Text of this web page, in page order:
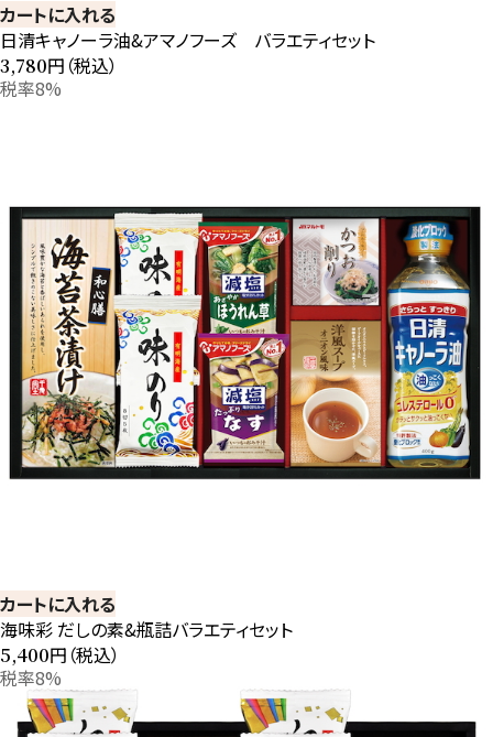
カートに入れる
日清キャノーラ油&アマノフーズ バラエティセット
3,780円（税込）
税率8%
カートに入れる
海味彩 だしの素&瓶詰バラエティセット
5,400円（税込）
税率8%